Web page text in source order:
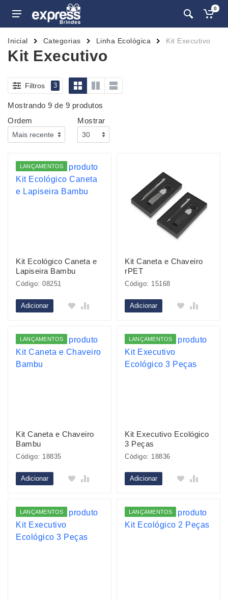
0
Inicial Categorias Linha Ecológica Kit Executivo
Kit Executivo
Filtros 3
Mostrando 9 de 9 produtos
Ordem
Mostrar
LANÇAMENTOS
Kit Ecológico Caneta e
Lapiseira Bambu
Código: 08251
Adicionar
Kit Caneta e Chaveiro
rPET
Código: 15168
Adicionar
LANÇAMENTOS
Kit Caneta e Chaveiro
Bambu
Código: 18835
Adicionar
LANÇAMENTOS
Kit Executivo Ecológico
3 Peças
Código: 18836
Adicionar
LANÇAMENTOS LANÇAMENTOS